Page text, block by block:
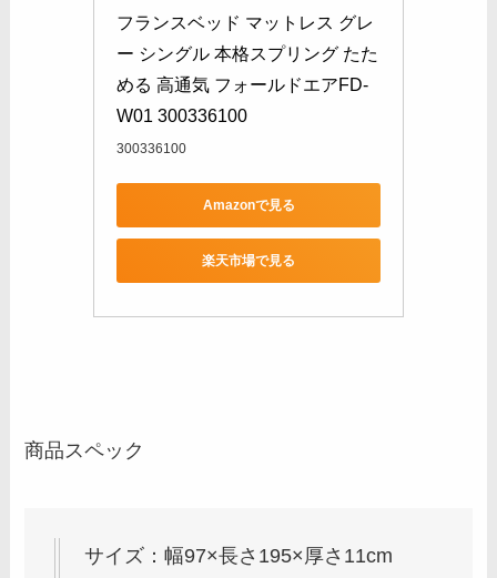
フランスベッド マットレス グレ
ー シングル 本格スプリング たた
める 高通気 フォールドエアFD-
W01 300336100
300336100
Amazonで見る
楽天市場で見る
商品スペック
サイズ：幅97×長さ195×厚さ11cm